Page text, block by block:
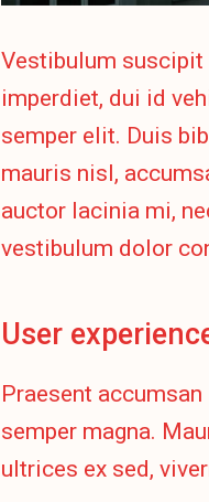
Vestibulum suscipit
imperdiet, dui id
semper elit. Duis
mauris nisl,
auctor lacinia mi,
vestibulum dolor
User
Praesent
semper magna.
ultrices ex sed,